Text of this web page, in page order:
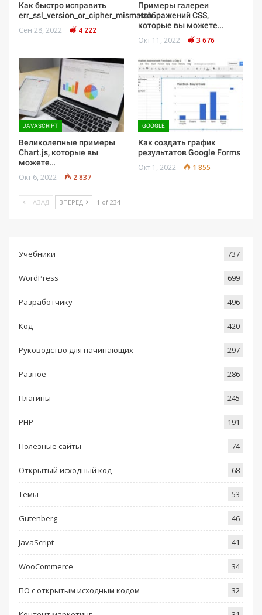
Как быстро исправить
err_ssl_version_or_cipher_mismatch
Сен 28, 2022 4 222
Примеры галереи
изображений CSS,
которые вы можете…
Окт 11, 2022 3 676
JAVASCRIPT
Великолепные примеры
Chart.js, которые вы
можете…
Окт 6, 2022 2 837
GOOGLE
Как создать график
результатов Google Forms
Окт 1, 2022 1 855
НАЗАД ВПЕРЕД 1 of 234
Учебники 737
WordPress 699
Разработчику 496
Код 420
Руководство для начинающих 297
Разное 286
Плагины 245
PHP 191
Полезные сайты 74
Открытый исходный код 68
Темы 53
Gutenberg 46
JavaScript 41
WooCommerce 34
ПО с открытым исходным кодом 32